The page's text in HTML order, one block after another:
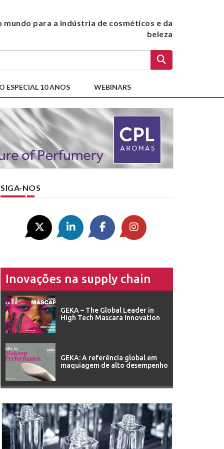
mundo para a indústria de cosméticos e da
beleza
ESPECIAL 10 ANOS WEBINARS
SIGA-NOS
Inovações na supply chain
GEKA – The Global Leader in
High Tech Mascara Innovation
GEKA: A referência global em
maquiagem de alto desempenho